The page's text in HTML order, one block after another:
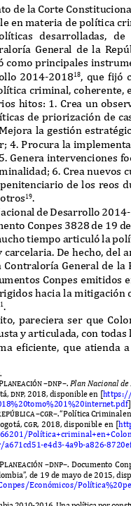
de la Corte C
en materia de política
íticas desarrolladas,
ía General de la Repú
como principales
2014-201818 que fijó
ítica criminal,coherente,
hitos: 1. Crea un
íticas de priorización de
ejora la gestión estraté
; 4. Procura la
Genera intervenciones
; 6. Crea nuevos
de los reos
19.
acionaldeDesarrollo
Conpes 3828de 19
tiempo articulóla polí
carcelaria. De hecho,del
Contraloría General de la
Conpes emitidos
hacia la mitigación
.
, pareciera ser que C
y articulada, con
eficiente que atienda
.
ón –dnp–. Plan Nacionalde
á, dnp, 2018, disponible en [https
tomo%201%20internet.pdf
epública–cgr–.“Política Criminale
ogotá, cgr, 2018,disponible en [
Política+criminal+en+C
/a671cd51-e4d3-4a9b-a826-8720
ón –dnp–. Documento C
”, de 19 de mayo de 2015,
onpes /Económicos/Política%20